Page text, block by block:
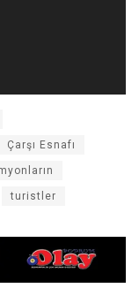
Çarşı Esnafı
turistler